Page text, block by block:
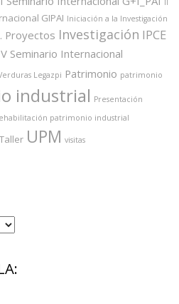
II
GIPAI Iniciación a la Investigación
Proyectos Investigación IPCE
Seminario Internacional
Legazpi Patrimonio patrimonio
industrial Presentación
patrimonio industrial
Taller UPM visitas